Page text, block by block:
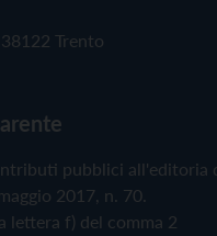
Trento
pubblici all'editoria
2017, n. 70.
lettera f) del comma 2